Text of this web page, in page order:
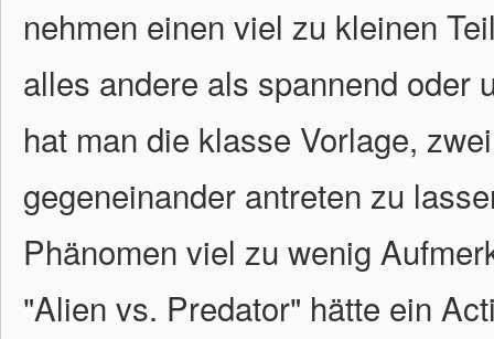
nehmen einen viel zu kleinen
alles andere als spannend oder
hat man die klasse Vorlage,
gegeneinander antreten zu
Phänomen viel zu wenig
"Alien vs. Predator" hätte ein